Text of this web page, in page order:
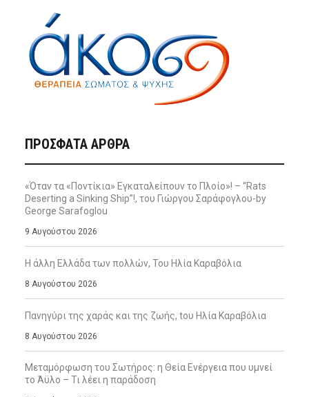
ΠΡΌΣΦΑΤΑ ΆΡΘΡΑ
«Όταν τα «Ποντίκια» Εγκαταλείπουν το Πλοίο»! – “Rats
Deserting a Sinking Ship”!, του Γιώργου Σαράφογλου-by
George Sarafoglou
9 Αυγούστου 2026
Η άλλη Ελλάδα των πολλών, Του Ηλία Καραβόλια
8 Αυγούστου 2026
Πανηγύρι της χαράς και της ζωής, tου Ηλία Καραβόλια
8 Αυγούστου 2026
Μεταμόρφωση του Σωτήρος: η Θεία Ενέργεια που υμνεί
το Άϋλο – Τι λέει η παράδοση